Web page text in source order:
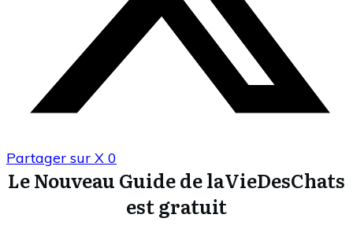
Partager sur X 0
Le Nouveau Guide de laVieDesChats
est gratuit